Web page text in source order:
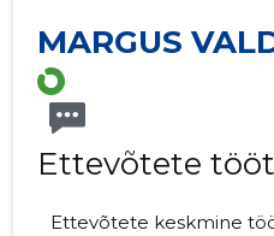
MARGUS
Ettevõtete
Ettevõtete keskmine töötasu